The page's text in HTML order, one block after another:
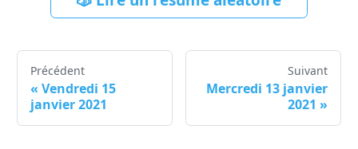
Précédent
« Vendredi 15
janvier 2021
Suivant
Mercredi 13 janvier
2021 »